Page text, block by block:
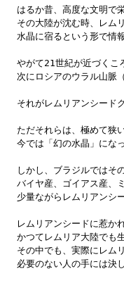
はるか昔、高度な文明で
その大陸が沈む時、レム
水晶に宿るという形で情
やがて21世紀が近づくこ
次にロシアのウラル山脈
それがレムリアンシード
ただそれらは、極めて狭
今では「幻の水晶」にな
しかし、ブラジルではそ
バイヤ産、ゴイアス産、
少量ながらレムリアンシ
レムリアンシードに惹か
かつてレムリア大陸でも
その中でも、実際にレム
必要のない人の手には決